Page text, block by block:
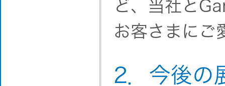
ど、当社と
お客さまにご
2．今後の